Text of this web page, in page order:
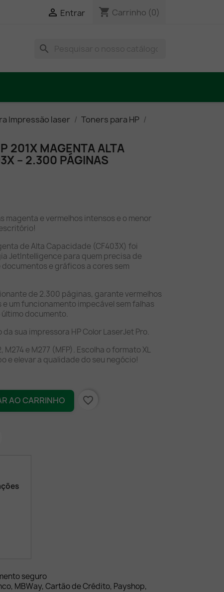
 Entrar shopping_cart Carrinho (0)
search
Impressão laser
Toners para HP
201X MAGENTA ALTA
– 2.300 PÁGINAS
magenta e vermelhos intensos e o menor
de Alta Capacidade (CF403X) foi
JetIntelligence para quem precisa de
e gráficos a cores sem
de 2.300 páginas, garante vermelhos
um funcionamento impecável sem falhas
documento.
sua impressora HP Color LaserJet Pro.
e M277 (MFP). Escolha o formato XL
e elevar a qualidade do seu negócio!
AO CARRINHO favorite_border
seguro
MBWay, Cartão de Crédito, Payshop,